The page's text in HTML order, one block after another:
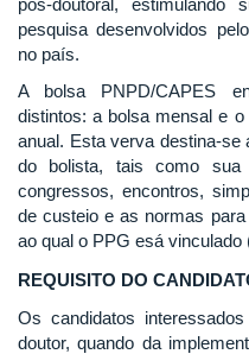
pesquisa desenvolvidos
no país.
A bolsa PNPD/CAPES
distintos: a bolsa mensal e
anual. Esta verva destina-se
do bolista, tais como sua
congressos, encontros,
de custeio e as normas
ao qual o PPG esá
REQUISITO DO
Os candidatos
doutor, quando da